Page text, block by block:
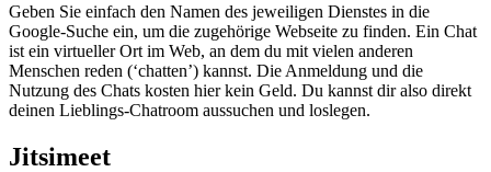
Geben Sie einfach den Namen des jeweiligen Dienstes in die
Google-Suche ein, um die zugehörige Webseite zu finden. Ein Chat
ist ein virtueller Ort im Web, an dem du mit vielen anderen
Menschen reden (‘chatten’) kannst. Die Anmeldung und die
Nutzung des Chats kosten hier kein Geld. Du kannst dir also direkt
deinen Lieblings-Chatroom aussuchen und loslegen.
Jitsimeet